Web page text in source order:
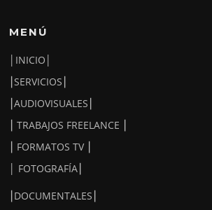
MENÚ
│INICIO│
⎮SERVICIOS⎮
⎮AUDIOVISUALES⎮
⎮ TRABAJOS FREELANCE ⎮
⎮ FORMATOS TV ⎮
│ FOTOGRAFÍA⎮
⎮DOCUMENTALES⎮